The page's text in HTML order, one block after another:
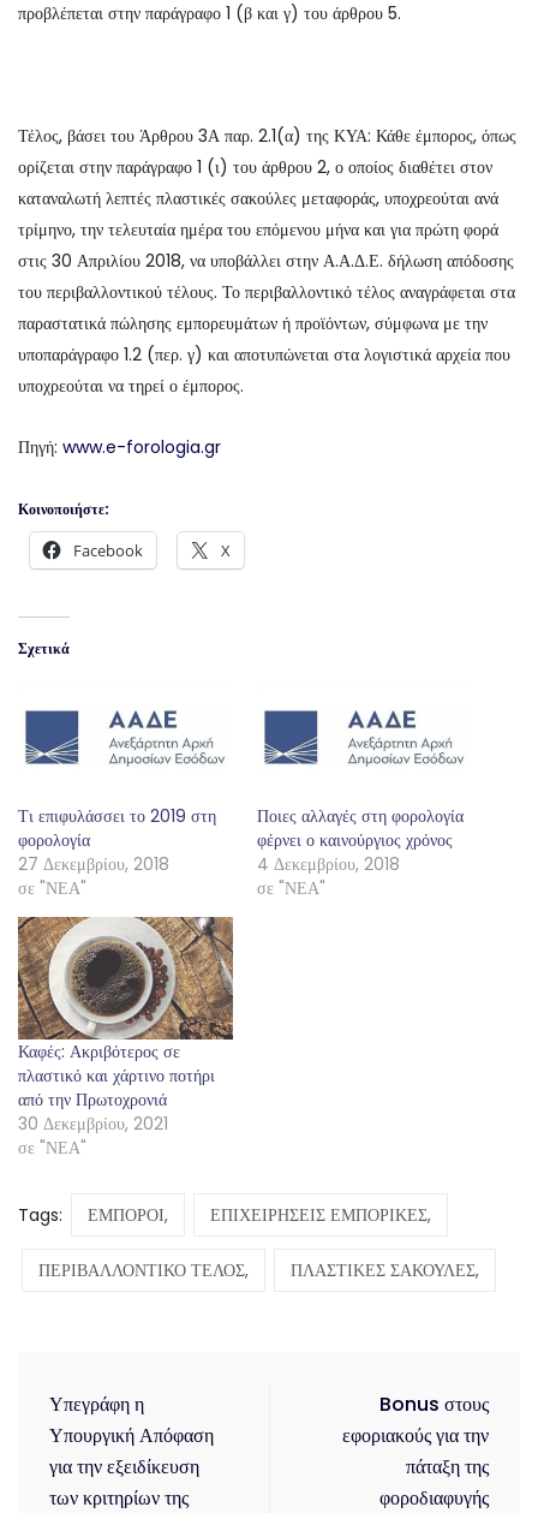
προβλέπεται στην παράγραφο 1 (β και γ) του άρθρου 5.
Τέλος, βάσει του Άρθρου 3Α παρ. 2.1(α) της ΚΥΑ: Κάθε έμπορος, όπως
ορίζεται στην παράγραφο 1 (ι) του άρθρου 2, ο οποίος διαθέτει στον
καταναλωτή λεπτές πλαστικές σακούλες μεταφοράς, υποχρεούται ανά
τρίμηνο, την τελευταία ημέρα του επόμενου μήνα και για πρώτη φορά
στις 30 Απριλίου 2018, να υποβάλλει στην Α.Α.Δ.Ε. δήλωση απόδοσης
του περιβαλλοντικού τέλους. Το περιβαλλοντικό τέλος αναγράφεται στα
παραστατικά πώλησης εμπορευμάτων ή προϊόντων, σύμφωνα με την
υποπαράγραφο 1.2 (περ. γ) και αποτυπώνεται στα λογιστικά αρχεία που
υποχρεούται να τηρεί ο έμπορος.
Πηγή: www.e-forologia.gr
Κοινοποιήστε:
Facebook X
Σχετικά
Τι επιφυλάσσει το 2019 στη
φορολογία
27 Δεκεμβρίου, 2018
σε "ΝΕΑ"
Ποιες αλλαγές στη φορολογία
φέρνει ο καινούργιος χρόνος
4 Δεκεμβρίου, 2018
σε "ΝΕΑ"
Καφές: Ακριβότερος σε
πλαστικό και χάρτινο ποτήρι
από την Πρωτοχρονιά
30 Δεκεμβρίου, 2021
σε "ΝΕΑ"
Tags: ΕΜΠΟΡΟΙ, ΕΠΙΧΕΙΡΗΣΕΙΣ ΕΜΠΟΡΙΚΕΣ,
ΠΕΡΙΒΑΛΛΟΝΤΙΚΟ ΤΕΛΟΣ, ΠΛΑΣΤΙΚΕΣ ΣΑΚΟΥΛΕΣ,
Υπεγράφη η
Υπουργική Απόφαση
για την εξειδίκευση
των κριτηρίων της
Bonus στους
εφοριακούς για την
πάταξη της
φοροδιαφυγής